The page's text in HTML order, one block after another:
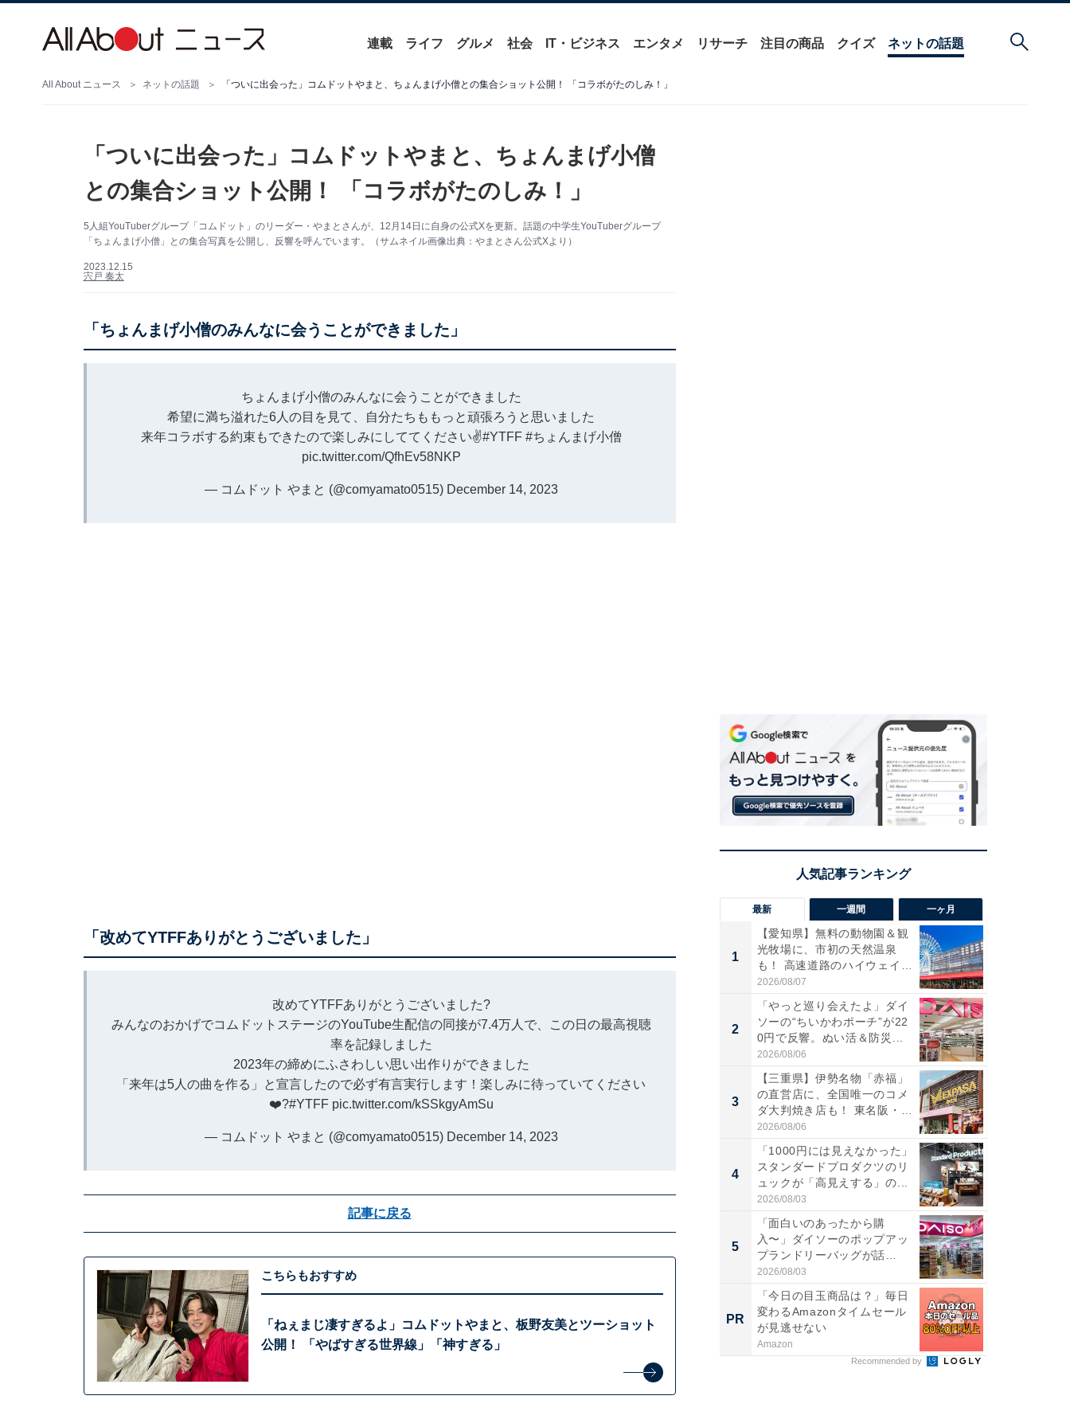
連載 ライフ グルメ 社会 IT・ビジネス エンタメ リサーチ 注目の商品 クイズ ネットの話題
All About ニュース ネットの話題 「ついに出会った」コムドットやまと、ちょんまげ小僧との集合ショット公開！ 「コラボがたのしみ！」
「ついに出会った」コムドットやまと、ちょんまげ小僧
との集合ショット公開！ 「コラボがたのしみ！」
5人組YouTuberグループ「コムドット」のリーダー・やまとさんが、12月14日に自身の公式Xを更新。話題の中学生YouTuberグループ
「ちょんまげ小僧」との集合写真を公開し、反響を呼んでいます。（サムネイル画像出典：やまとさん公式Xより）
2023.12.15
宍戸 奏太
「ちょんまげ小僧のみんなに会うことができました」
ちょんまげ小僧のみんなに会うことができました
希望に満ち溢れた6人の目を見て、自分たちももっと頑張ろうと思いました
来年コラボする約束もできたので楽しみにしててください✌️#YTFF #ちょんまげ小僧
pic.twitter.com/QfhEv58NKP
— コムドット やまと (@comyamato0515) December 14, 2023
「改めてYTFFありがとうございました」
改めてYTFFありがとうございました?
みんなのおかげでコムドットステージのYouTube生配信の同接が7.4万人で、この日の最高視聴
率を記録しました
2023年の締めにふさわしい思い出作りができました
「来年は5人の曲を作る」と宣言したので必ず有言実行します！楽しみに待っていてください
❤️‍?#YTFF pic.twitter.com/kSSkgyAmSu
— コムドット やまと (@comyamato0515) December 14, 2023
記事に戻る
こちらもおすすめ
「ねぇまじ凄すぎるよ」コムドットやまと、板野友美とツーショット
公開！ 「やばすぎる世界線」「神すぎる」
最新 一週間 一ヶ月
1
【愛知県】無料の動物園＆観
光牧場に、市初の天然温泉
も！ 高速道路のハイウェイオ
ア...
2026/08/07
2
「やっと巡り会えたよ」ダイ
ソーの“ちいかわポーチ”が22
0円で反響。ぬい活＆防災...
2026/08/06
3
【三重県】伊勢名物「赤福」
の直営店に、全国唯一のコメ
ダ大判焼き店も！ 東名阪・
伊...
2026/08/06
4
「1000円には見えなかった」
スタンダードプロダクツのリ
ュックが「高見えする」の...
2026/08/03
5
「面白いのあったから購
入〜」ダイソーのポップアッ
プランドリーバッグが話
題。“さま...
2026/08/03
PR
「今日の目玉商品は？」毎日
変わるAmazonタイムセール
が見逃せない
Amazon
Recommended by